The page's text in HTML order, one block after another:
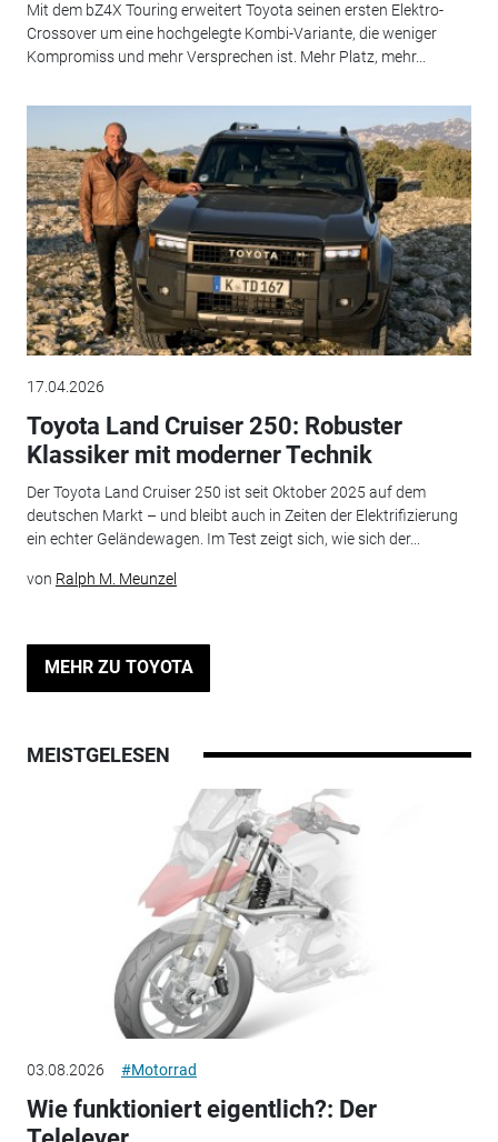
Mit dem bZ4X Touring erweitert Toyota seinen ersten Elektro-
Crossover um eine hochgelegte Kombi-Variante, die weniger
Kompromiss und mehr Versprechen ist. Mehr Platz, mehr...
17.04.2026
Toyota Land Cruiser 250: Robuster
Klassiker mit moderner Technik
Der Toyota Land Cruiser 250 ist seit Oktober 2025 auf dem
deutschen Markt – und bleibt auch in Zeiten der Elektrifizierung
ein echter Geländewagen. Im Test zeigt sich, wie sich der...
von Ralph M. Meunzel
MEHR ZU TOYOTA
MEISTGELESEN
03.08.2026 #Motorrad
Wie funktioniert eigentlich?: Der